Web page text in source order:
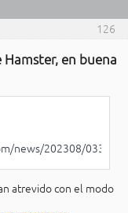
126
Hamster, en buena
news/202308/
atrevido con el modo